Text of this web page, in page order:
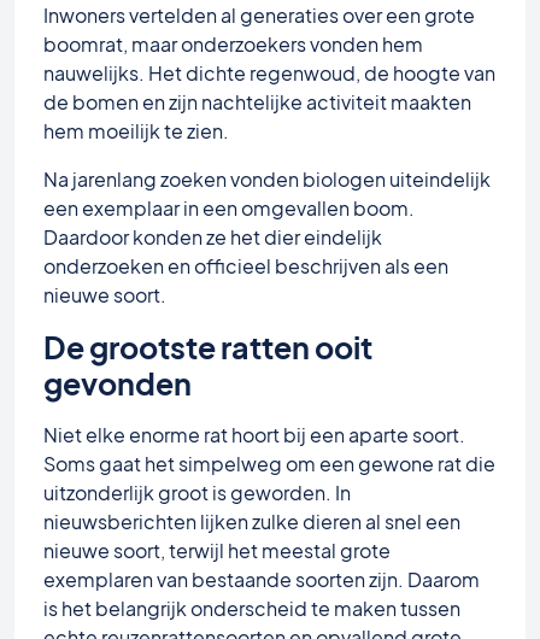
Inwoners vertelden al generaties over een grote
boomrat, maar onderzoekers vonden hem
nauwelijks. Het dichte regenwoud, de hoogte van
de bomen en zijn nachtelijke activiteit maakten
hem moeilijk te zien.
Na jarenlang zoeken vonden biologen uiteindelijk
een exemplaar in een omgevallen boom.
Daardoor konden ze het dier eindelijk
onderzoeken en officieel beschrijven als een
nieuwe soort.
De grootste ratten ooit
gevonden
Niet elke enorme rat hoort bij een aparte soort.
Soms gaat het simpelweg om een gewone rat die
uitzonderlijk groot is geworden. In
nieuwsberichten lijken zulke dieren al snel een
nieuwe soort, terwijl het meestal grote
exemplaren van bestaande soorten zijn. Daarom
is het belangrijk onderscheid te maken tussen